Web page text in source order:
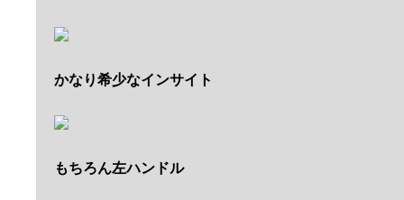
かなり希少なインサイト
もちろん左ハンドル